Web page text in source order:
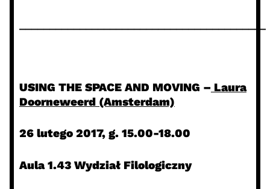
USING THE SPACE AND MOVING – Laura
Doorneweerd (Amsterdam)
26 lutego 2017, g. 15.00-18.00
Aula 1.43 Wydział Filologiczny